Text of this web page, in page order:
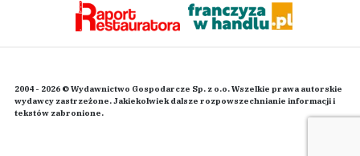
2004 - 2026 © Wydawnictwo Gospodarcze Sp. z o.o. Wszelkie prawa autorskie
wydawcy zastrzeżone. Jakiekolwiek dalsze rozpowszechnianie informacji i
tekstów zabronione.